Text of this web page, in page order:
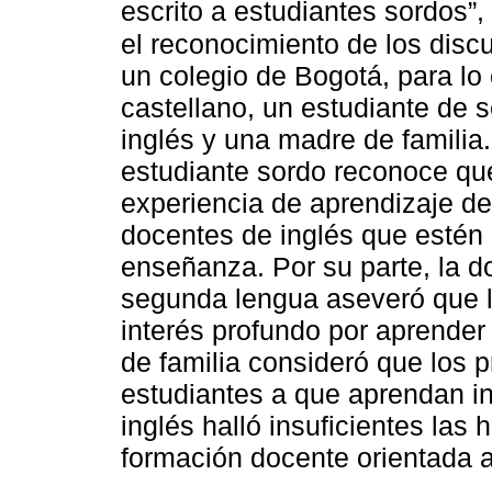
escrito a estudiantes sordos”,
el reconocimiento de los
un colegio de Bogotá, para
castellano, un estudiante de
inglés y una madre de
estudiante sordo reconoce
experiencia de aprendizaje
docentes de inglés que
enseñanza. Por su parte, la
segunda lengua aseveró
interés profundo por
de familia consideró que los
estudiantes a que aprendan
inglés halló insuficientes las
formación docente orientada